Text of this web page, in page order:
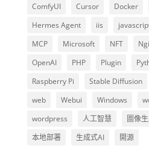
ComfyUI
Cursor Docker
Hermes Agent
iis
MCP
Microsoft NFT
OpenAI
PHP Plugin
Raspberry Pi
Stable Diffusion
web
Webui Windows
wordpress
人工智慧 圖像
本地部署
生成式AI 開源